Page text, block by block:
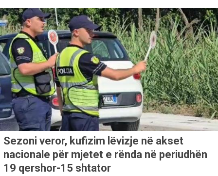
Sezoni veror, kufizim lëvizje në akset
nacionale për mjetet e rënda në periudhën
19 qershor-15 shtator